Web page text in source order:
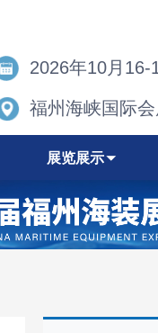
2026年10月16-
福州海峡国际
展览展示